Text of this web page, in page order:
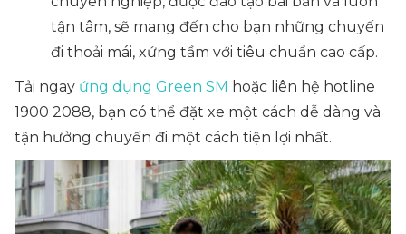
tận tâm, sẽ mang đến cho bạn những chuyến
đi thoải mái, xứng tầm với tiêu chuẩn cao cấp.
Tải ngay ứng dụng Green SM hoặc liên hệ hotline
1900 2088, bạn có thể đặt xe một cách dễ dàng và
tận hưởng chuyến đi một cách tiện lợi nhất.